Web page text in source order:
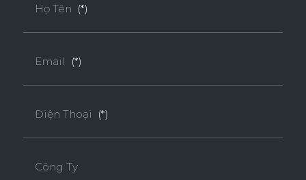
Họ Tên (*)
Email (*)
Điện Thoại (*)
Công Ty